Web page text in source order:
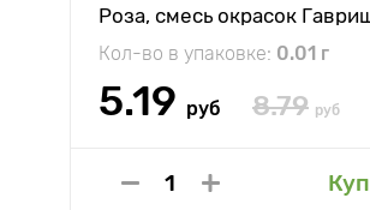
Роза, смесь окрасок
Кол-во в упаковке: 0.01 г
5.19 руб 8.79 руб